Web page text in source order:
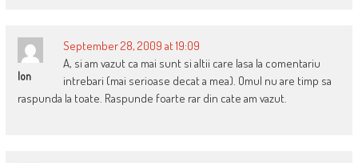
Ion
September 28, 2009 at 19:09
A, si am vazut ca mai sunt si altii care lasa la comentariu
intrebari (mai serioase decat a mea). Omul nu are timp sa
raspunda la toate. Raspunde foarte rar din cate am vazut.